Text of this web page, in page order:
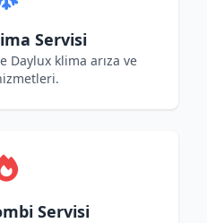
Servisi
Daylux klima arıza ve
Servisi